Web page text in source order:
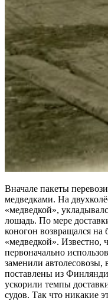
Вначале пакеты
медведками. На
«медведкой»,
лошадь. По мере
коногон возвращался
«медведкой». Известно,
первоначально
заменили
поставлены из
ускорили темпы
судов. Так что никакие